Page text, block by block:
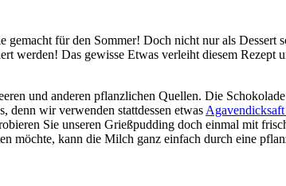
gemacht für den Sommer! Doch nicht nur als Dessert
Das gewisse Etwas verleiht diesem Rezept
und anderen pflanzlichen Quellen. Die
denn wir verwenden stattdessen etwas Agavendicksaft
Sie unseren Grießpudding doch einmal mit
möchte, kann die Milch ganz einfach durch eine